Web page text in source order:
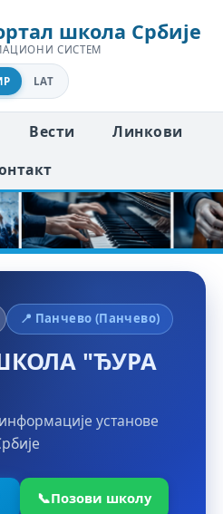
школа Србије
СИСТЕМ
LAT
Вести
Линкови
📍 Панчево (Панчево)
"ЂУРА
установе
📞Позови школу